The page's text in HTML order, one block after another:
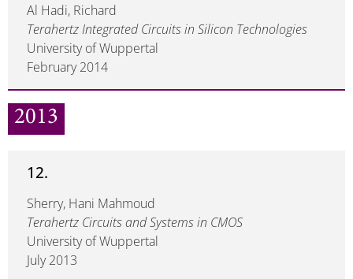
Al Hadi, Richard
Terahertz Integrated Circuits in Silicon Technologies
University of Wuppertal
February 2014
2013
12.
Sherry, Hani Mahmoud
Terahertz Circuits and Systems in CMOS
University of Wuppertal
July 2013